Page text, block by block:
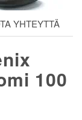
YHTEYTTÄ
100